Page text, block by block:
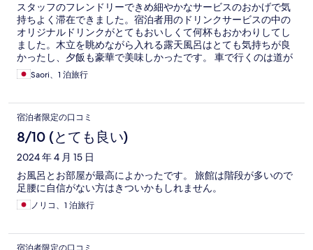
スタッフのフレンドリーできめ細やかなサービスのおかげで気
持ちよく滞在できました。宿泊者用のドリンクサービスの中の
オリジナルドリンクがとてもおいしくて何杯もおかわりしてし
ました。木立を眺めながら入れる露天風呂はとても気持ちが良
かったし、夕飯も豪華で美味しかったです。 車で行くのは道が
細くて急勾配で怖いので、近くの駐車場に停めて迎えにきても
らうのをお勧めします。
Saori、1 泊旅行
宿泊者限定の口コミ
8/10 (とても良い)
2024 年 4 月 15 日
お風呂とお部屋が最高によかったです。 旅館は階段が多いので
足腰に自信がない方はきついかもしれません。
ノリコ、1 泊旅行